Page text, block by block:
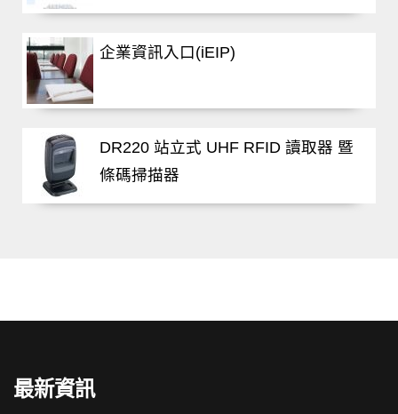
企業資訊入口(iEIP)
DR220 站立式 UHF RFID 讀取器 暨
條碼掃描器
最新資訊